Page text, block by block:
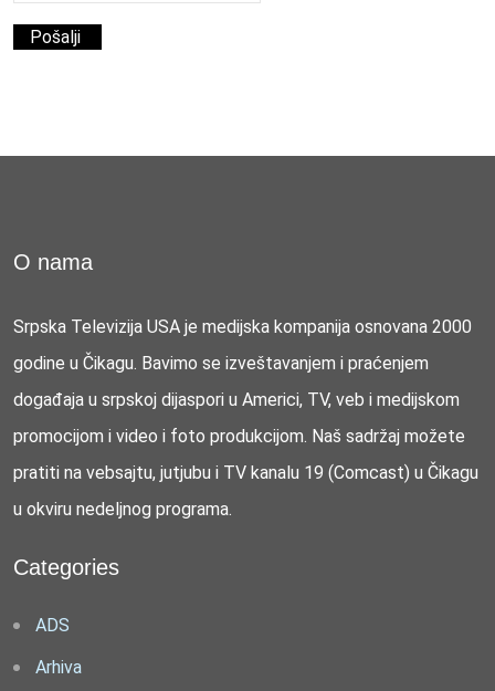
O nama
Srpska Televizija USA je medijska kompanija osnovana 2000
godine u Čikagu. Bavimo se izveštavanjem i praćenjem
događaja u srpskoj dijaspori u Americi, TV, veb i medijskom
promocijom i video i foto produkcijom. Naš sadržaj možete
pratiti na vebsajtu, jutjubu i TV kanalu 19 (Comcast) u Čikagu
u okviru nedeljnog programa.
Categories
ADS
Arhiva